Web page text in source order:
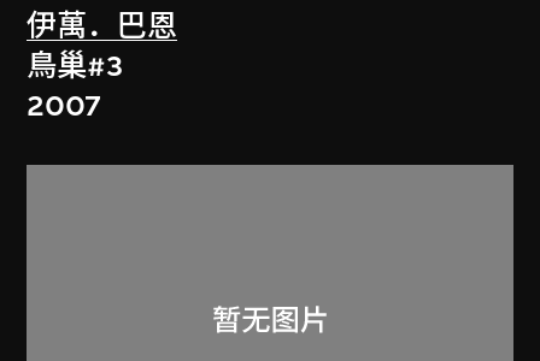
伊萬．巴恩
鳥巢#3
2007